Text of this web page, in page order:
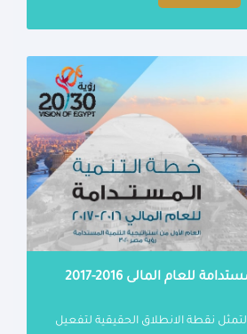
للعام المالى 2016-2017
تأتي خطة عام 17/16 لتمثل نقطة الانطلاق الحقيقية لتفعيل